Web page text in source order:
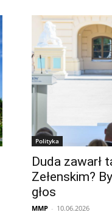
Polityka
Duda zawarł
Zełenskim?
głos
MMP - 10.06.2026